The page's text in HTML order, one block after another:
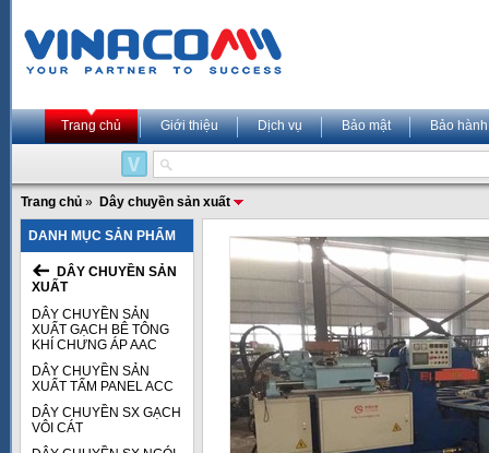
Trang chủ Giới thiệu Dịch vụ Bảo mật Bảo hành
Trang chủ » Dây chuyền sản xuất
DANH MỤC SẢN PHẨM
DÂY CHUYỀN SẢN
XUẤT
DÂY CHUYỀN SẢN
XUẤT GẠCH BÊ TÔNG
KHÍ CHƯNG ÁP AAC
DÂY CHUYỀN SẢN
XUẤT TẤM PANEL ACC
DÂY CHUYỀN SX GẠCH
VÔI CÁT